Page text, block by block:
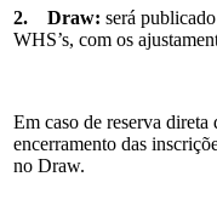
2. Draw: será
WHS’s, com os
Em caso de reserva
encerramento das
no Draw.